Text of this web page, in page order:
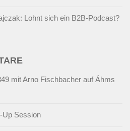
Lohnt sich ein B2B-Podcast?
mit Arno Fischbacher auf Ähms
Up Session